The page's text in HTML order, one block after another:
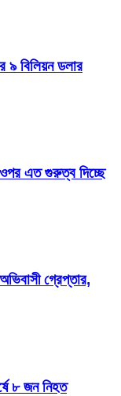
৯ বিলিয়ন ডলার
ওপর এত গুরুত্ব দিচ্ছে
গ্রেপ্তার,
৮ জন নিহত